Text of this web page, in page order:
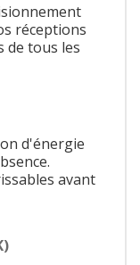
réceptions
de tous les
d'énergie
avant